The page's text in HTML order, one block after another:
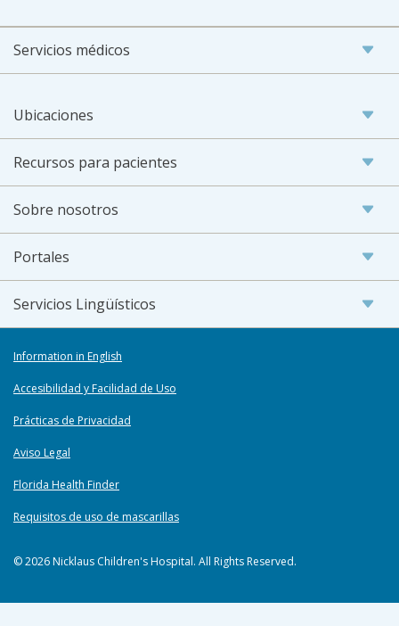
Servicios médicos
Ubicaciones
Recursos para pacientes
Sobre nosotros
Portales
Servicios Lingüísticos
Information in English
Accesibilidad y Facilidad de Uso
Prácticas de Privacidad
Aviso Legal
Florida Health Finder
Requisitos de uso de mascarillas
© 2026 Nicklaus Children's Hospital. All Rights Reserved.